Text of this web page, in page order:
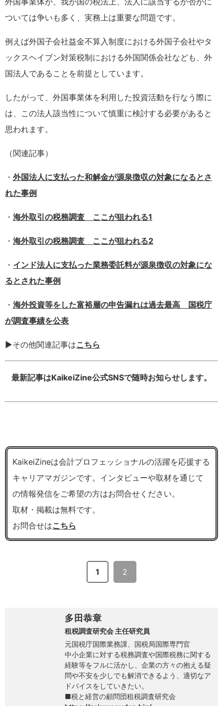
ついては争いも多く、実務上は重要な問題です。
例えば外国子会社益金不算入制度における外国子会社やタ
ックスヘイブン対策税制における外国関係会社なども、外
国法人であることを前提としています。
したがって、外国事業体を利用した投資活動を行なう際に
は、この法人該当性について慎重に検討する必要があると
思われます。
（関連記事）
・ 外国法人に支払った和解金が源泉徴収の対象になるとさ
れた事例
・ 海外取引の税務調査 ここが狙われる1
・ 海外取引の税務調査 ここが狙われる2
・ インド法人に支払った業務委託料が源泉徴収の対象にな
るとされた事例
・ 海外投資等をした富裕層の申告漏れは過去最高 国税庁
が調査事績を公表
▶その他関連記事はこちら
最新記事はKaikeiZine公式SNSで随時お知らせします。
KaikeiZineは会計プロフェッショナルの活躍を応援する
キャリアマガジンです。インタビューや取材を通じて
の情報発信をご希望の方はお問合せください。
取材・掲載は無料です。
お問合せはこちら
1 2
多田恭章
租税調査研究会 主任研究員
元国税庁国際業務課、国税局国際専門官
中小企業に対する税務調査や国際税務に関する
経験等をフルに活かし、企業の方々の抱える疑
問や不安を少しでも解消できるよう、適切なア
ドバイスをしていきたい。
■税と経営の顧問団租税調査研究会